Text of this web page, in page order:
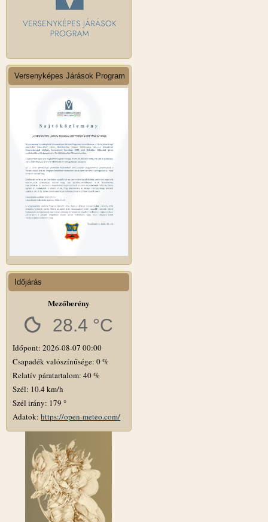
Versenyképes Járások Program
Időjárás
Mezőberény
28.4 °C
Időpont: 2026-08-07 00:00
Csapadék valószínűsége: 0 %
Relatív páratartalom: 40 %
Szél: 10.4 km/h
Szél irány: 179 °
Adatok: https://open-meteo.com/